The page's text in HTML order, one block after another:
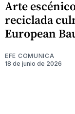
Arte
reciclada
European
EFE COMUNICA
18 de junio de 2026